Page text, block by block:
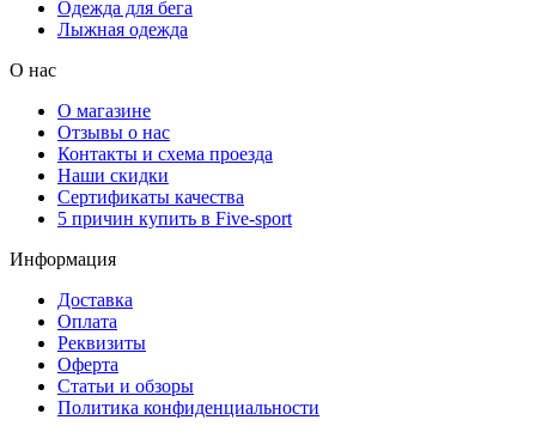
Одежда для бега
Лыжная одежда
О нас
О магазине
Отзывы о нас
Контакты и схема проезда
Наши скидки
Сертификаты качества
5 причин купить в Five-sport
Информация
Доставка
Оплата
Реквизиты
Оферта
Статьи и обзоры
Политика конфиденциальности